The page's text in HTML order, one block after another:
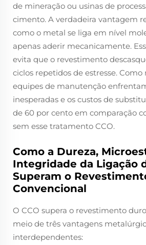
de mineração ou usinas de
cimento. A verdadeira vantagem
como o metal se liga em nível
apenas aderir mecanicamente.
evita que o revestimento
ciclos repetidos de estresse. Como
equipes de manutenção
inesperadas e os custos de
de 60 por cento em comparação
sem esse tratamento CCO.
Como a Dureza,
Integridade da Ligação
Superam o
Convencional
O CCO supera o revestimento
meio de três vantagens
interdependentes: